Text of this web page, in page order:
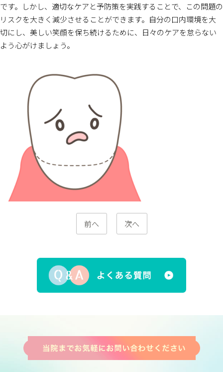
です。しかし、適切なケアと予防策を実践することで、この問題の
リスクを大きく減少させることができます。自分の口内環境を大
切にし、美しい笑顔を保ち続けるために、日々のケアを怠らない
よう心がけましょう。
前へ 次へ